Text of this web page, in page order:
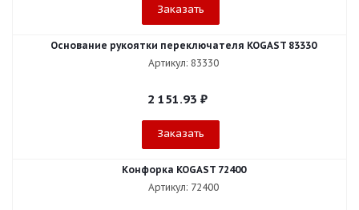
Заказать
Основание рукоятки переключателя KOGAST 83330
Артикул: 83330
2 151.93 ₽
Заказать
Конфорка KOGAST 72400
Артикул: 72400